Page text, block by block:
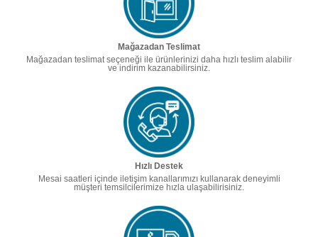
Mağazadan Teslimat
Mağazadan teslimat seçeneği ile ürünlerinizi daha hızlı teslim alabilir
ve indirim kazanabilirsiniz.
Hızlı Destek
Mesai saatleri içinde iletişim kanallarımızı kullanarak deneyimli
müşteri temsilcilerimize hızla ulaşabilirisiniz.